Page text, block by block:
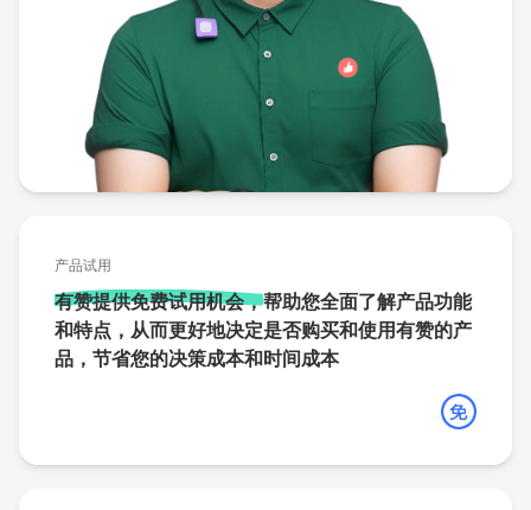
产品试用
有赞提供免费试用机会，帮助您全面了解产品功能
和特点，从而更好地决定是否购买和使用有赞的产
品，节省您的决策成本和时间成本